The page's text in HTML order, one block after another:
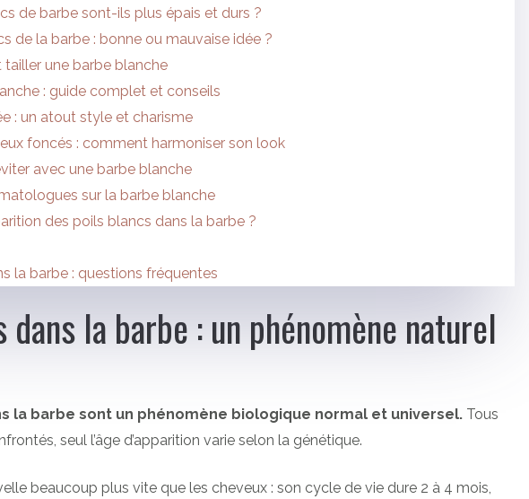
de barbe sont-ils plus épais et durs ?
de la barbe : bonne ou mauvaise idée ?
une barbe blanche
: guide complet et conseils
: un atout style et charisme
foncés : comment harmoniser son look
avec une barbe blanche
sur la barbe blanche
des poils blancs dans la barbe ?
la barbe : questions fréquentes
la barbe : un phénomène naturel
la barbe sont un phénomène biologique normal et universel. Tous
seul l’âge d’apparition varie selon la génétique.
beaucoup plus vite que les cheveux : son cycle de vie dure 2 à 4 mois,